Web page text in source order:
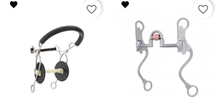
favorite_border favorite_border